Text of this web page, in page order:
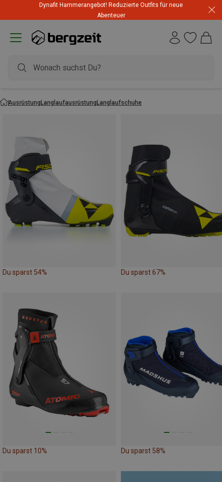
Dynafit Hammerangebot! Reduzierte Outfits für neue
Abenteuer
AusrüstungLanglaufausrüstungLanglaufschuhe
Du sparst 54% Du sparst 67%
Du sparst 10% Du sparst 58%